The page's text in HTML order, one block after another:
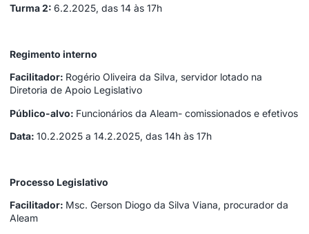
Turma 2: 6.2.2025, das 14 às 17h
Regimento interno
Facilitador: Rogério Oliveira da Silva, servidor lotado na
Diretoria de Apoio Legislativo
Público-alvo: Funcionários da Aleam- comissionados e efetivos
Data: 10.2.2025 a 14.2.2025, das 14h às 17h
Processo Legislativo
Facilitador: Msc. Gerson Diogo da Silva Viana, procurador da
Aleam